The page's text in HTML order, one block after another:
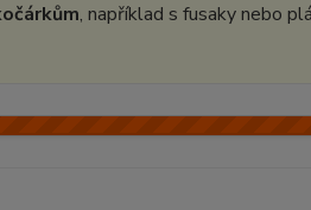
, například s fusaky nebo